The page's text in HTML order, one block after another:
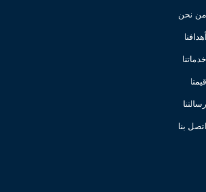
من نحن
أهدافنا
خدماتنا
قيمنا
رسالتنا
اتصل بنا